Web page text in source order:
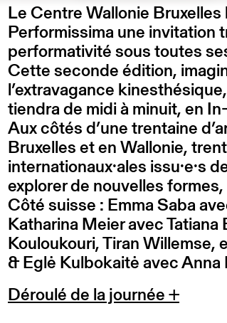
Le Centre Wallonie
Performissima une invitation
performativité sous toutes
Cette seconde édition,
l’extravagance
tiendra de midi à minuit, en
Aux côtés d’une trentaine
Bruxelles et en Wallonie,
internationaux·ales issu·e·s
explorer de nouvelles
Côté suisse : Emma Saba
Katharina Meier avec
Kouloukouri, Tiran Willemse,
& Eglė Kulbokaitė avec
Déroulé de la journée +